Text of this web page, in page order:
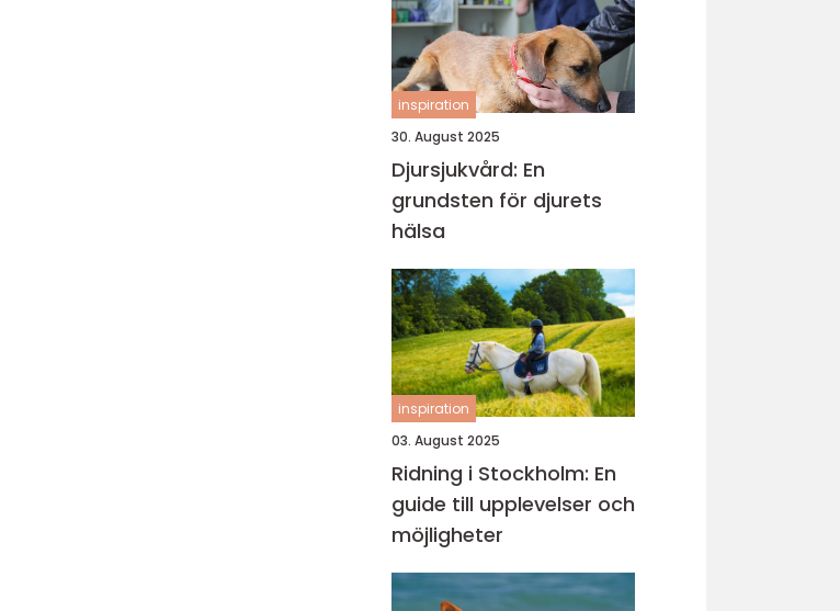
inspiration
30. August 2025
Djursjukvård: En
grundsten för djurets
hälsa
inspiration
03. August 2025
Ridning i Stockholm: En
guide till upplevelser och
möjligheter